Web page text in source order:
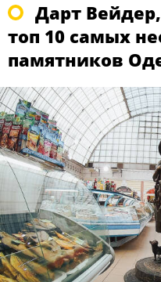
Дарт
топ 10 самых
памятников